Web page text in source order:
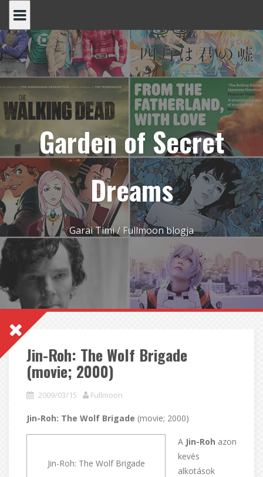
content
Garden of Secret
Dreams
Garai Timi / Fullmoon blogja
Jin-Roh: The Wolf Brigade
(movie; 2000)
2009/03/15 Fullmoon
Jin-Roh: The Wolf Brigade (movie; 2000)
Jin-Roh: The Wolf Brigade
A Jin-Roh azon
kevés
alkotások